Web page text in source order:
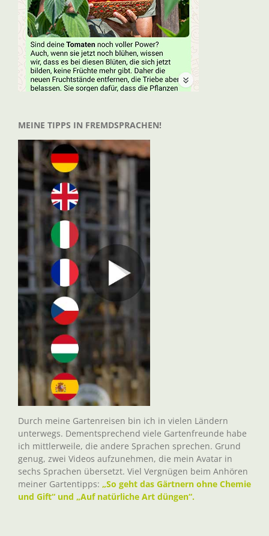
MEINE TIPPS IN FREMDSPRACHEN!
Durch meine Gartenreisen bin ich in vielen Ländern
unterwegs. Dementsprechend viele Gartenfreunde habe
ich mittlerweile, die andere Sprachen sprechen. Grund
genug, zwei Videos aufzunehmen, die mein Avatar in
sechs Sprachen übersetzt. Viel Vergnügen beim Anhören
meiner Gartentipps: „So geht das Gärtnern ohne Chemie
und Gift“ und „Auf natürliche Art düngen“.